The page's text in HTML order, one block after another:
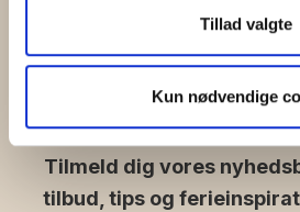
din brug af vores hjemmeside med
for sociale medier,
analysepartnere. Vores partnere
data med andre oplysninger, du
de har indsamlet fra din brug af
Tillad valgte
Kun nødvendige
Følg os på de sociale
facebook
instagram
Tilmeld dig vores
tilbud, tips og